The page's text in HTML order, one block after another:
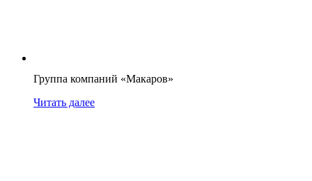
Группа компаний «Макаров»
Читать далее